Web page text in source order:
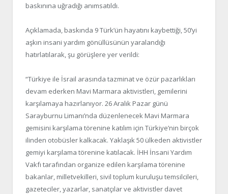
baskınına uğradığı anımsatıldı.
Açıklamada, baskında 9 Türk’ün hayatını kaybettiği, 50’yi
aşkın insani yardım gönüllüsünün yaralandığı
hatırlatılarak, şu görüşlere yer verildi:
“Türkiye ile İsrail arasında tazminat ve özür pazarlıkları
devam ederken Mavi Marmara aktivistleri, gemilerini
karşılamaya hazırlanıyor. 26 Aralık Pazar günü
Sarayburnu Limanı’nda düzenlenecek Mavi Marmara
gemisini karşılama törenine katılım için Türkiye’nin birçok
ilinden otobüsler kalkacak. Yaklaşık 50 ülkeden aktivistler
gemiyi karşılama törenine katılacak. İHH İnsani Yardım
Vakfı tarafından organize edilen karşılama törenine
bakanlar, milletvekilleri, sivil toplum kuruluşu temsilcileri,
gazeteciler, yazarlar, sanatçılar ve aktivistler davet